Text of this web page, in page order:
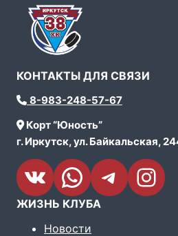
КОНТАКТЫ ДЛЯ СВЯЗИ
8-983-248-57-67
Корт “Юность”
г. Иркутск, ул. Байкальская,
VK WhatsApp Telegram Instagram
ЖИЗНЬ КЛУБА
Новости